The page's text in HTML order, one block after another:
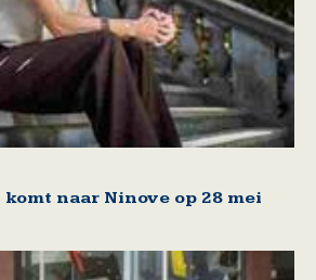
komt naar Ninove op 28 mei